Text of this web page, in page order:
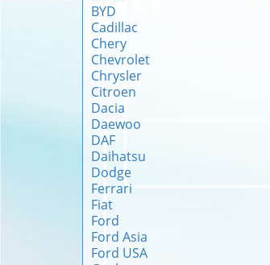
BYD
Cadillac
Chery
Chevrolet
Chrysler
Citroen
Dacia
Daewoo
DAF
Daihatsu
Dodge
Ferrari
Fiat
Ford
Ford Asia
Ford USA